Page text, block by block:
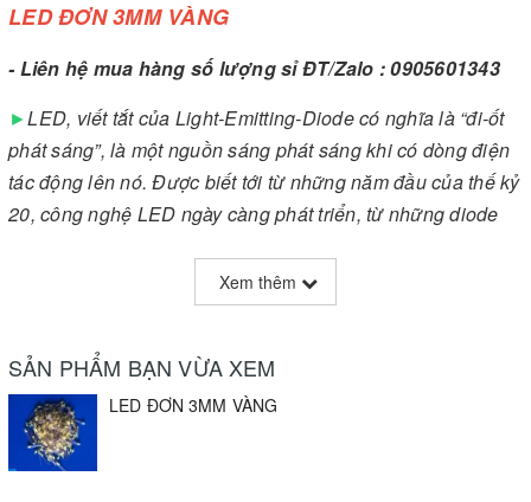
LED ĐƠN 3MM VÀNG
- Liên hệ mua hàng số lượng sỉ ĐT/Zalo : 0905601343
►LED, viết tắt của Light-Emitting-Diode có nghĩa là “đi-ốt
phát sáng”, là một nguồn sáng phát sáng khi có dòng điện
tác động lên nó. Được biết tới từ những năm đầu của thế kỷ
20, công nghệ LED ngày càng phát triển, từ những diode
nguồn phát sáng đa sắc, công suất lớn hay phát ra các tia
hồng ngoại hoặc tử ngoại...
►Led có 2 chân, gọi là chân âm cực hay Cathode ( do
chân này cho nối vào cực âm của pin) và chân dương cực
hay Anode (do chân này cho nối vào cực dương của pin),
khi chúng ta cho dòng điện chảy qua một Led nó sẽ phát ra
Xem thêm
SẢN PHẨM BẠN VỪA XEM
LED ĐƠN 3MM VÀNG